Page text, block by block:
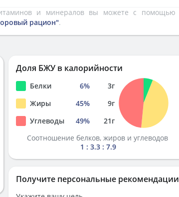
и минералов вы можете с помощью
рацион".
Доля БЖУ в калорийности
Белки 6% 3г
Жиры
45% 9г
Углеводы
49% 21г
Соотношение белков, жиров и углеводов
1 : 3.3 : 7.9
Получите персональные рекомендации